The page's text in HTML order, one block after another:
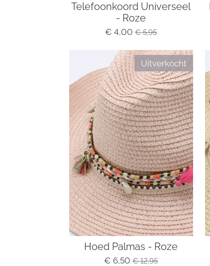
Telefoonkoord Universeel
- Roze
€ 4,00 € 5,95
Uitverkocht
Hoed Palmas - Roze
€ 6,50 € 12,95